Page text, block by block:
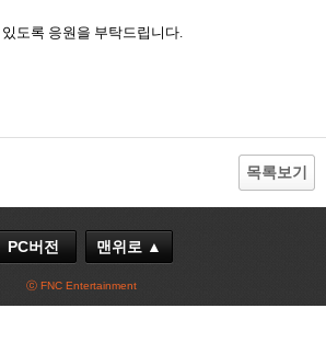
도록 응원을 부탁드립니다.
목록보기
PC버전 맨위로 ▲
ⓒ FNC Entertainment